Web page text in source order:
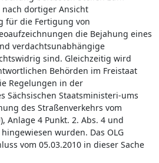
dortiger Ansicht
für die Fertigung von
die Bejahung eines
verdachtsunabhängige
sind. Gleichzeitig wird
Behörden im Freistaat
Regelungen in der
Sächsischen Staatsministeri-ums
des Straßenverkehrs vom
Anlage 4 Punkt. 2. Abs. 4 und
wurden. Das OLG
vom 05.03.2010 in dieser Sache